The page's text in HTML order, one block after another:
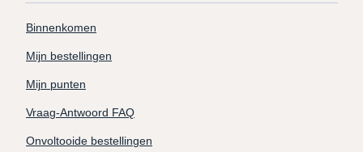
Binnenkomen
Mijn bestellingen
Mijn punten
Vraag-Antwoord FAQ
Onvoltooide bestellingen